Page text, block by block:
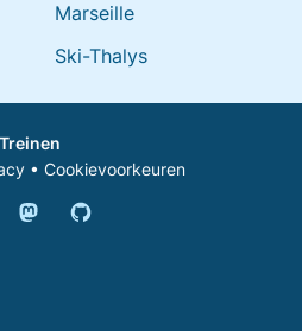
Marseille
Ski-Thalys
• Cookievoorkeuren